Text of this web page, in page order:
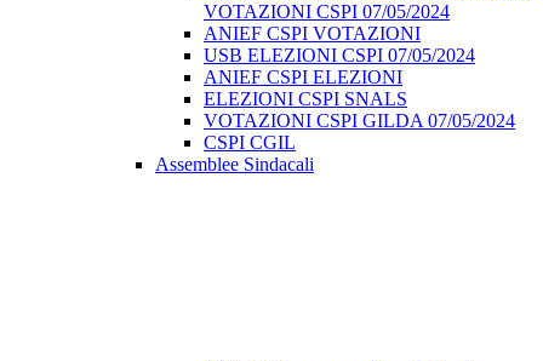
VOTAZIONI CSPI 07/05/2024
ANIEF CSPI VOTAZIONI
USB ELEZIONI CSPI 07/05/2024
ANIEF CSPI ELEZIONI
ELEZIONI CSPI SNALS
VOTAZIONI CSPI GILDA 07/05/2024
CSPI CGIL
Assemblee Sindacali